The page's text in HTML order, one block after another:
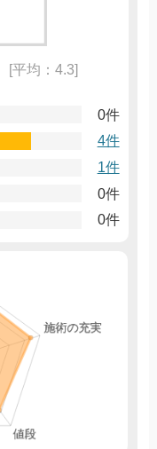
[平均：4.3]
0件
4件
1件
0件
0件